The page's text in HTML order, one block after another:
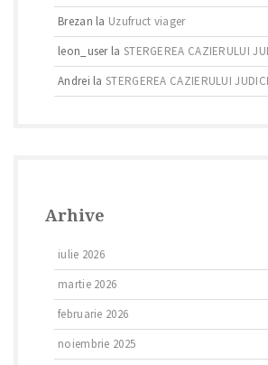
Brezan la Uzufruct viager
leon_userla STERGEREA CAZIERULUI
Andrei laSTERGEREA CAZIERULUI
Arhive
iulie 2026
martie 2026
februarie 2026
noiembrie 2025